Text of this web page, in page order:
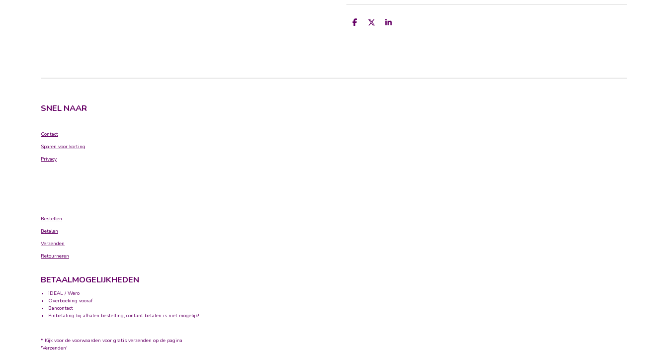
D
D
S
SNEL NAAR
Contact
Sparen voor korting
Privacy
Bestellen
Betalen
Verzenden
Retourneren
BETAALMOGELIJKHEDEN
iDEAL / Wero
Overboeking vooraf
Bancontact
Pinbetaling bij afhalen bestelling, contant betalen is niet mogelijk!
* Kijk voor de voorwaarden voor gratis verzenden op de pagina
'Verzenden'